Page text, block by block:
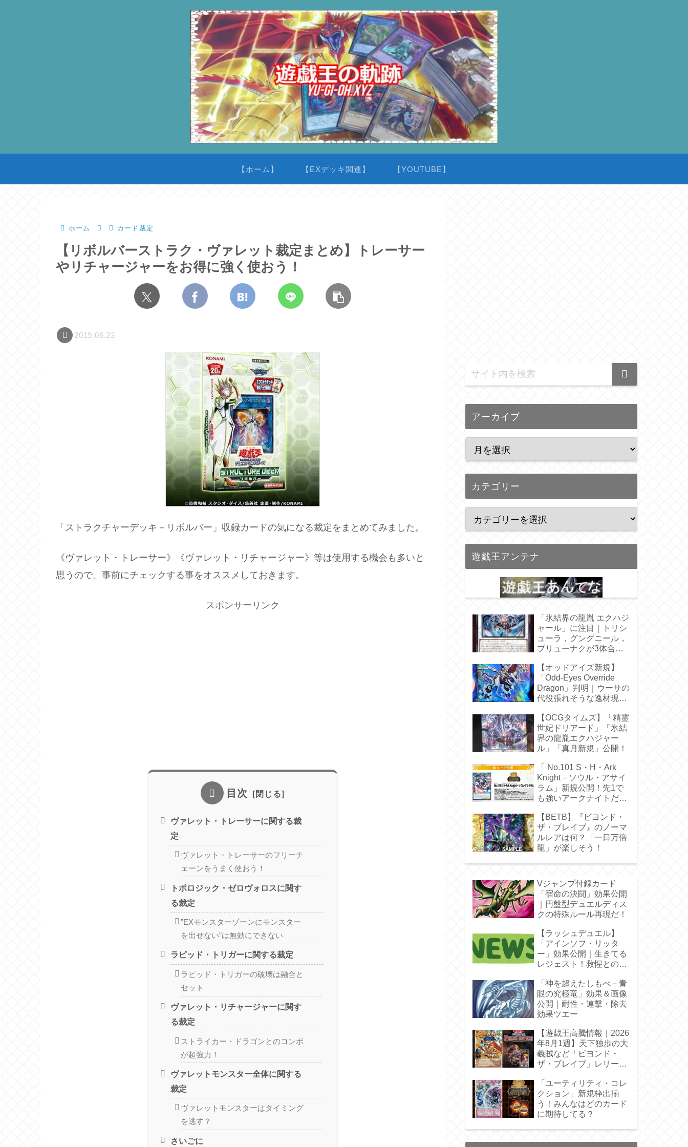
【ホーム】 【EXデッキ関連】 【YOUTUBE】
ホーム カード裁定
【リボルバーストラク・ヴァレット裁定まとめ】トレーサー
やリチャージャーをお得に強く使おう！
2019.06.23
「ストラクチャーデッキ－リボルバー」収録カードの気になる裁定をまとめてみました。
《ヴァレット・トレーサー》《ヴァレット・リチャージャー》等は使用する機会も多いと
思うので、事前にチェックする事をオススメしておきます。
スポンサーリンク
目次
ヴァレット・トレーサーに関する裁
定
ヴァレット・トレーサーのフリーチ
ェーンをうまく使おう！
トポロジック・ゼロヴォロスに関す
る裁定
”EXモンスターゾーンにモンスター
を出せない”は無効にできない
ラピッド・トリガーに関する裁定
ラピッド・トリガーの破壊は融合と
セット
ヴァレット・リチャージャーに関す
る裁定
ストライカー・ドラゴンとのコンボ
が超強力！
ヴァレットモンスター全体に関する
裁定
ヴァレットモンスターはタイミング
を逃す？
さいごに
アーカイブ
カテゴリー
遊戯王アンテナ
「氷結界の龍胤 エクハジ
ャール」に注目｜トリシ
ューラ，グングニール，
ブリューナクが3体合
【オッドアイズ新規】
「Odd-Eyes Override
Dragon」判明｜ウーサの
代役張れそうな逸材現
【OCGタイムズ】「精霊
世妃ドリアード」「氷結
界の龍胤エクハジャー
ル」「真月新規」公開！
「 No.101 S・H・Ark
Knight－ソウル・アサイ
ラム」新規公開！先1で
も強いアークナイトだ
【BETB】『ビヨンド・
ザ・ブレイブ』のノーマ
ルレアは何？「一日万倍
龍」が楽しそう！
Vジャンプ付録カード
「宿命の決闘」効果公開
｜円盤型デュエルディス
クの特殊ルール再現だ！
【ラッシュデュエル】
「アインソフ・リッタ
ー」効果公開｜生きてる
レジェスト！救惺との相
「神を超えたしもべ－青
眼の究極竜」効果＆画像
公開｜耐性・連撃・除去
効果ツエー
【遊戯王高騰情報｜2026
年8月1週】天下独歩の大
義賊など「ビヨンド・
ザ・ブレイブ」レリーフ
「ユーティリティ・コレ
クション」新規枠出揃
う！みんなはどのカード
に期待してる？